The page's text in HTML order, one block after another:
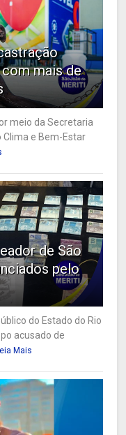
mais de
meio da Secretaria
Clima e Bem-Estar
de São
pelo
do Estado do Rio
acusado de
Mais